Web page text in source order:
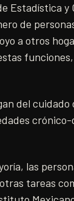
y
de
a otros
del
las
tareas